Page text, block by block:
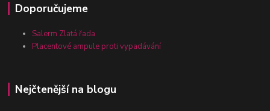
Doporučujeme
Salerm Zlatá řada
Placentové ampule proti vypadávání
Nejčtenější na blogu